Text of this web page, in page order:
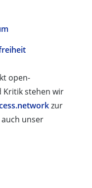
open-
Kritik stehen wir
zur
unser